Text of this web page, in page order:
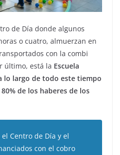
de Día donde algunos
o cuatro, almuerzan en
con la combi
último, está la Escuela
lo largo de todo este tiempo
de los haberes de los
Centro de Día y el
con el cobro